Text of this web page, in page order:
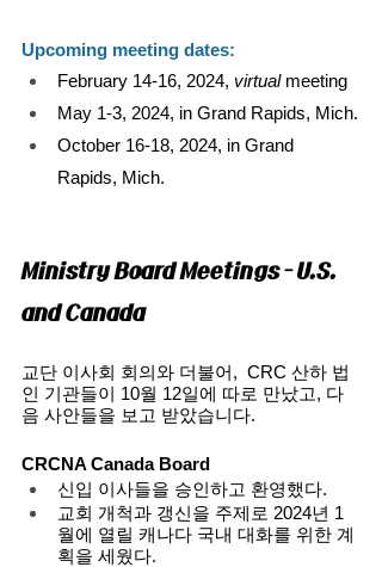
Upcoming meeting dates:
February 14-16, 2024, virtual meeting
May 1-3, 2024, in Grand Rapids, Mich.
October 16-18, 2024, in Grand
Rapids, Mich.
Ministry Board Meetings - U.S.
and Canada
교단 이사회 회의와 더불어,  CRC 산하 법
인 기관들이 10월 12일에 따로 만났고, 다
음 사안들을 보고 받았습니다.
CRCNA Canada Board
신입 이사들을 승인하고 환영했다.
교회 개척과 갱신을 주제로 2024년 1
월에 열릴 캐나다 국내 대화를 위한 계
획을 세웠다.